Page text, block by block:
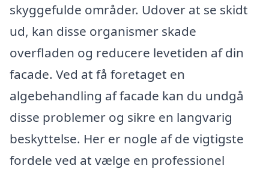
skyggefulde områder. Udover at se skidt
ud, kan disse organismer skade
overfladen og reducere levetiden af din
facade. Ved at få foretaget en
algebehandling af facade kan du undgå
disse problemer og sikre en langvarig
beskyttelse. Her er nogle af de vigtigste
fordele ved at vælge en professionel